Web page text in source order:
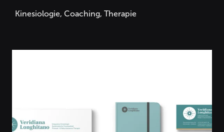
Kinesiologie, Coaching, Therapie